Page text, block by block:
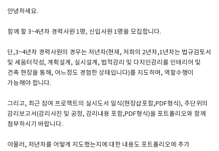
Twitter 로그인
Naver 로그인
SPACE 소개
공지사항
기사문의
안녕하세요.
함께 할 3~4년차 경력사원 1명, 신입사원 1명을 모집합니다.
단,3~4년차 경력사원의 경우는 저년차(현재, 저희의 2년차,1년차는 법규검토서
및 세움터작성, 계획설계, 실시설계, 법적감리 및 다지인감리를 인테리어 및
건축 현장을 통해, 어느정도 경험한 상태입니다)를 지도하며, 역할수행이
가능해야 합니다.
그리고, 최근 참여 프로젝트의 실시도서 일식(현장샵포함,PDF형식), 주단위의
감리보고서(감리사진 및 공정, 감리내용 포함,PDF형식)을 포트폴리오와 함께
첨부하시기 바랍니다.
아울러, 저년차를 어떻게 지도했는지에 대한 내용도 포트폴리오에 추가